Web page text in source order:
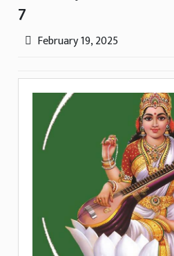
7
February 19, 2025